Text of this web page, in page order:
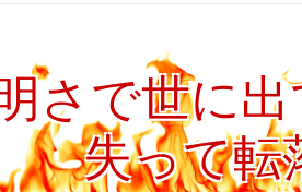
さで世に
失って転